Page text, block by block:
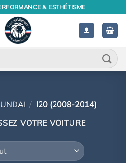
& ESTHÉTISME
/ I20 (2008-2014)
VOTRE VOITURE